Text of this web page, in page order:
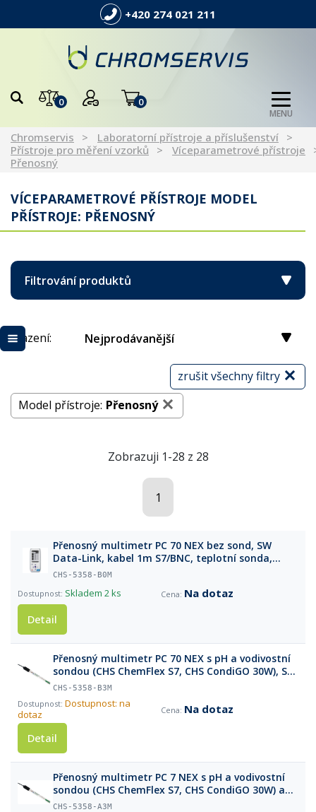
+420 274 021 211
0 0
MENU
Chromservis
Laboratorní přístroje a příslušenství
Přístroje pro měření vzorků
Víceparametrové přístroje
Přenosný
VÍCEPARAMETROVÉ PŘÍSTROJE MODEL
PŘÍSTROJE: PŘENOSNÝ
Filtrování produktů
Řazení: Nejprodávanější
zrušit všechny filtry
Model přístroje: Přenosný
Zobrazuji 1-28 z 28
1
Přenosný multimetr PC 70 NEX bez sond, SW
Data-Link, kabel 1m S7/BNC, teplotní sonda,
pufry a příslušenství v kufříku
CHS-5358-B0M
Skladem 2 ks
Na dotaz
Detail
Přenosný multimetr PC 70 NEX s pH a vodivostní
sondou (CHS ChemFlex S7, CHS CondiGO 30W), SW
Data-Link a příslušenstvím
CHS-5358-B3M
Dostupnost: na
dotaz
Na dotaz
Detail
Přenosný multimetr PC 7 NEX s pH a vodivostní
sondou (CHS ChemFlex S7, CHS CondiGO 30W) a
příslušenstvím
CHS-5358-A3M